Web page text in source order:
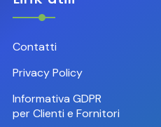
Contatti
Privacy Policy
Informativa GDPR
per Clienti e Fornitori